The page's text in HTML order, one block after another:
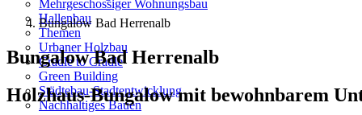
Mehrgeschossiger Wohnungsbau
Hallenbau
Themen
Urbaner Holzbau
Cradle to Cradle
Green Building
Städtebau-Stadtentwicklung
Nachhaltiges Bauen
Bungalow Bad Herrenalb
Bungalow Bad Herrenalb
Holzhaus-Bungalow mit bewohnbarem